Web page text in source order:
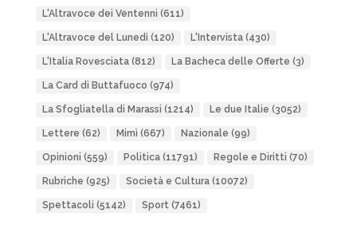
L'Altravoce dei Ventenni (611)
L'Altravoce del Lunedì (120) L'Intervista(430)
L'Italia Rovesciata(812) La Bacheca delle Offerte (3)
La Card di Buttafuoco (974)
La Sfogliatella di Marassi (1214) Le due Italie (3052)
Lettere (62) Mimì (667) Nazionale (99)
Opinioni (559) Politica(11791) Regole e Diritti (70)
Rubriche (925) Società e Cultura(10072)
Spettacoli (5142) Sport (7461)